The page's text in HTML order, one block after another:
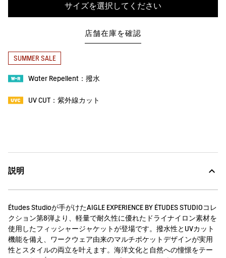
サイズを選択してください
店舗在庫を確認
SUMMER SALE
Water Repellent：撥水
UV CUT：紫外線カット
説明
Études Studioが手がけたAIGLE EXPERIENCE BY ÉTUDES STUDIOコレ
クション第8弾より、軽量で耐久性に優れたドライナイロン素材を
使用したフィッシャージャケットが登場です。撥水性とUVカット
機能を備え、ワークウェア由来のマルチポケットデザインが実用
性とスタイルの両立を叶えます。海洋文化と自然への憧憬をテー